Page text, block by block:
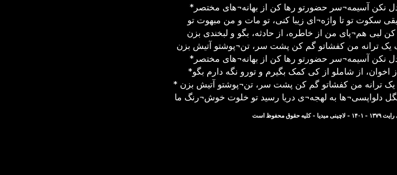
نکن آسیمه¬سر حضورتو رها کن از بهانه¬های مختصر
سکوت تو تا واژه¬ای زیبا کنی، تو مات و من مبهوت تو
لبی هم¬پای من از خاطره، از حادثه، بگو و لبخندی بزن
یک ترانه من کفشاتو گم کن پشت سر، تن¬پوشتو آتیش بزن
نکن آسیمه¬سر حضورتو رها کن از بهانه¬های مختصر
اخوان، از شاملو از کی کمک بگیرم و تورو نگه دارم بگو
یک ترانه من کفشاتو گم کن پشت سر، تن¬پوشتو آتیش بزن
دلواپسی¬ها به لهجه¬ی دریا رسید تو خلوت خوش¬رنگ ما
- کلیه حقوق محفوظ است